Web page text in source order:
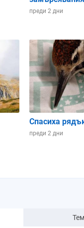
преди 2 дни
Спасиха
преди 2 дни